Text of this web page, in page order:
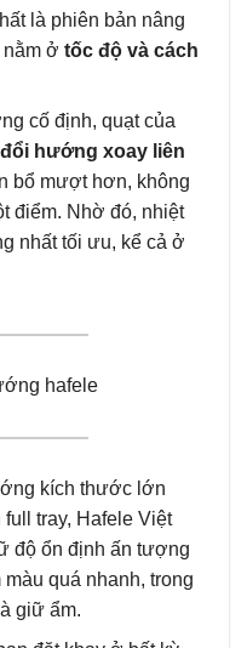
là phiên bản nâng
ở tốc độ và cách
cố định, quạt của
hướng xoay liên
bổ mượt hơn, không
điểm. Nhờ đó, nhiệt
nhất tối ưu, kể cả ở
kích thước lớn
tray, Hafele Việt
độ ổn định ấn tượng
quá nhanh, trong
giữ ẩm.